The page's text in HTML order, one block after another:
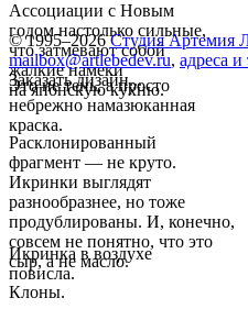
Ассоциации с Новым
годом настолько сильные,
что затмевают собой
жалкие намеки
на японскую кухню.
Это не тень, а просто
небрежно намазюканная
краска.
Расклонированный
фрагмент — не круто.
Икринки выглядят
разнообразнее, но тоже
продублированы. И, конечно,
совсем не понятно, что это
сыр, а не масло.
Икринка в воздухе
повисла.
Клоны.
© 1995–2026 Студия Артемия
mailbox@artlebedev.ru, адреса
Заказать дизайн...